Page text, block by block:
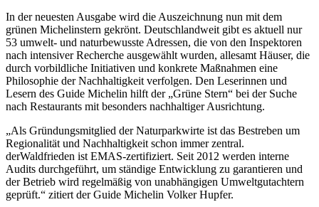
In der neuesten Ausgabe wird die Auszeichnung nun mit dem
grünen Michelinstern gekrönt. Deutschlandweit gibt es aktuell nur
53 umwelt- und naturbewusste Adressen, die von den Inspektoren
nach intensiver Recherche ausgewählt wurden, allesamt Häuser, die
durch vorbildliche Initiativen und konkrete Maßnahmen eine
Philosophie der Nachhaltigkeit verfolgen. Den Leserinnen und
Lesern des Guide Michelin hilft der „Grüne Stern“ bei der Suche
nach Restaurants mit besonders nachhaltiger Ausrichtung.
„Als Gründungsmitglied der Naturparkwirte ist das Bestreben um
Regionalität und Nachhaltigkeit schon immer zentral.
derWaldfrieden ist EMAS-zertifiziert. Seit 2012 werden interne
Audits durchgeführt, um ständige Entwicklung zu garantieren und
der Betrieb wird regelmäßig von unabhängigen Umweltgutachtern
geprüft.“ zitiert der Guide Michelin Volker Hupfer.